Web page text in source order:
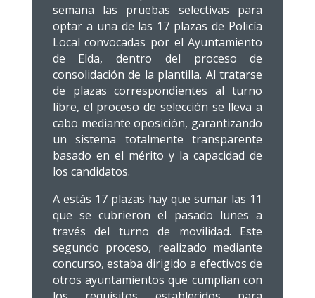
semana las pruebas selectivas para
optar a una de las 17 plazas de Policía
Local convocadas por el Ayuntamiento
de Elda, dentro del proceso de
consolidación de la plantilla. Al tratarse
de plazas correspondientes al turno
libre, el proceso de selección se lleva a
cabo mediante oposición, garantizando
un sistema totalmente transparente
basado en el mérito y la capacidad de
los candidatos.
A estás 17 plazas hay que sumar las 11
que se cubrieron el pasado lunes a
través del turno de movilidad. Este
segundo proceso, realizado mediante
concurso, estaba dirigido a efectivos de
otros ayuntamientos que cumplían con